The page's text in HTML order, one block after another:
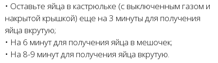
• Оставьте яйца в кастрюльке (с выключенным газом и
накрытой крышкой) еще на 3 минуты для получения
яйца вкрутую;
• На 6 минут для получения яйца в мешочек;
• На 8-9 минут для получения яйца вкрутую.